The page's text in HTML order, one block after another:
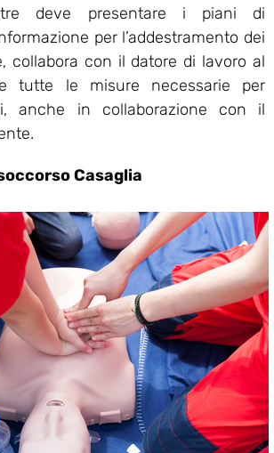
deve presentare i piani di
per l’addestramento dei
collabora con il datore di lavoro al
tutte le misure necessarie per
anche in collaborazione con il
Casaglia